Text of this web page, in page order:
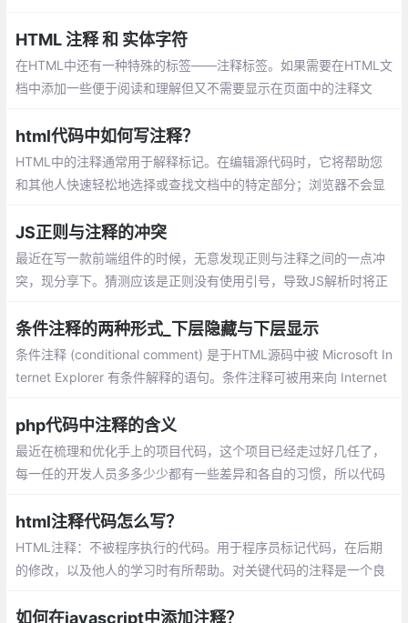
HTML 注释 和 实体字符
在HTML中还有一种特殊的标签——注释标签。如果需要在HTML文
档中添加一些便于阅读和理解但又不需要显示在页面中的注释文
html代码中如何写注释？
HTML中的注释通常用于解释标记。在编辑源代码时，它将帮助您
和其他人快速轻松地选择或查找文档中的特定部分；浏览器不会显
大家介绍一下，希望对大家有所帮助
JS正则与注释的冲突
最近在写一款前端组件的时候，无意发现正则与注释之间的一点冲
突，现分享下。猜测应该是正则没有使用引号，导致JS解析时将正
条件注释的两种形式_下层隐藏与下层显示
条件注释 (conditional comment) 是于HTML源码中被 Microsoft In
ternet Explorer 有条件解释的语句。条件注释可被用来向 Internet
er 5浏览器中出现
php代码中注释的含义
最近在梳理和优化手上的项目代码，这个项目已经走过好几任了，
每一任的开发人员多多少少都有一些差异和各自的习惯，所以代码
息
html注释代码怎么写？
HTML注释：不被程序执行的代码。用于程序员标记代码，在后期
的修改，以及他人的学习时有所帮助。对关键代码的注释是一个良
要。
如何在javascript中添加注释？